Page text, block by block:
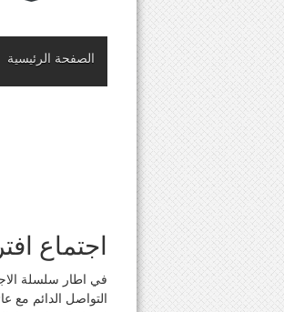
الصفحة الرئيسية
اجتماع
في اطار سلسلة
التواصل الدائم